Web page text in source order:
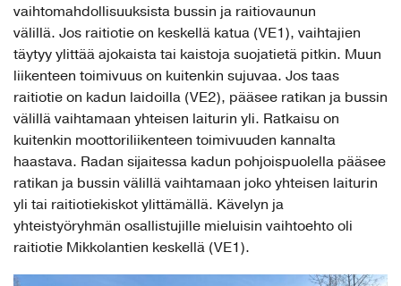
vaihtomahdollisuuksista bussin ja raitiovaunun
välillä. Jos raitiotie on keskellä katua (VE1), vaihtajien
täytyy ylittää ajokaista tai kaistoja suojatietä pitkin. Muun
liikenteen toimivuus on kuitenkin sujuvaa. Jos taas
raitiotie on kadun laidoilla (VE2), pääsee ratikan ja bussin
välillä vaihtamaan yhteisen laiturin yli. Ratkaisu on
kuitenkin moottoriliikenteen toimivuuden kannalta
haastava. Radan sijaitessa kadun pohjoispuolella pääsee
ratikan ja bussin välillä vaihtamaan joko yhteisen laiturin
yli tai raitiotiekiskot ylittämällä. Kävelyn ja
yhteistyöryhmän osallistujille mieluisin vaihtoehto oli
raitiotie Mikkolantien keskellä (VE1).